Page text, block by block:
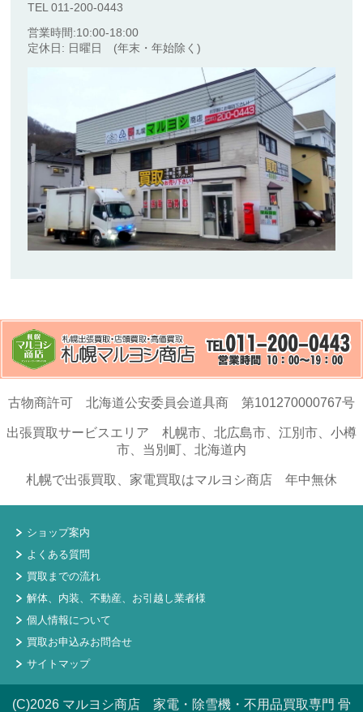
TEL 011-200-0443
営業時間:10:00-18:00
定休日: 日曜日 (年末・年始除く)
古物商許可 北海道公安委員会道具商 第101270000767号
出張買取サービスエリア 札幌市、北広島市、江別市、小樽
市、当別町、北海道内
札幌で出張買取、家電買取はマルヨシ商店 年中無休
ショップ案内
よくある質問
買取までの流れ
解体、内装、不動産、お引越し業者様
個人情報について
買取お申込みお問合せ
サイトマップ
(C)2026 マルヨシ商店 家電・除雪機・不用品買取専門 骨